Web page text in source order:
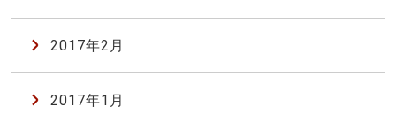
2017年2月
2017年1月